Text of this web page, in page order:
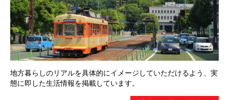
地方暮らしのリアルを具体的にイメージしていただけるよう、実
態に即した生活情報を掲載しています。